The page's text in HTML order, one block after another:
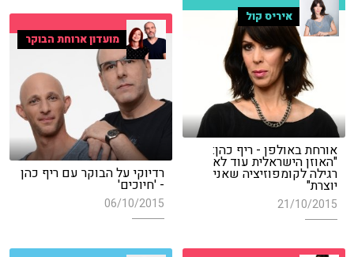
איריס קול
אורחת באולפן - ריף כהן:
"האוזן הישראלית עוד לא
רגילה לקומפוזיציה שאני
יוצרת"
21/10/2015
מועדון ארוחת הבוקר
רדיוקי על הבוקר עם ריף כהן
- 'חיוכים'
06/10/2015